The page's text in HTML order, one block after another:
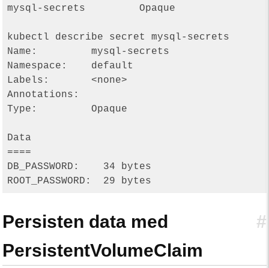
mysql-secrets         Opaque
kubectl describe secret mysql-secrets
Name:         mysql-secrets
Namespace:    default
Labels:       <none>
Annotations:
Type:         Opaque
Data
====
DB_PASSWORD:    34 bytes
#
Persisten data med
PersistentVolumeClaim